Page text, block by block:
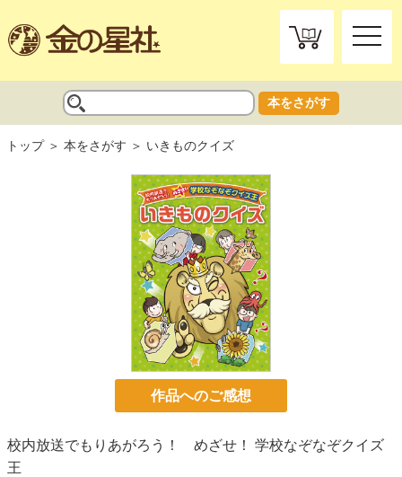
toggle
本をさがす
トップ 本をさがす いきものクイズ
作品へのご感想
校内放送でもりあがろう！ めざせ！ 学校なぞなぞクイズ
王